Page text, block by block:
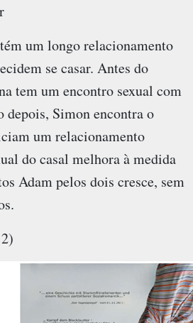
um longo relacionamento
se casar. Antes do
tem um encontro sexual com
Simon encontra o
um relacionamento
do casal melhora à medida
Adam pelos dois cresce, sem